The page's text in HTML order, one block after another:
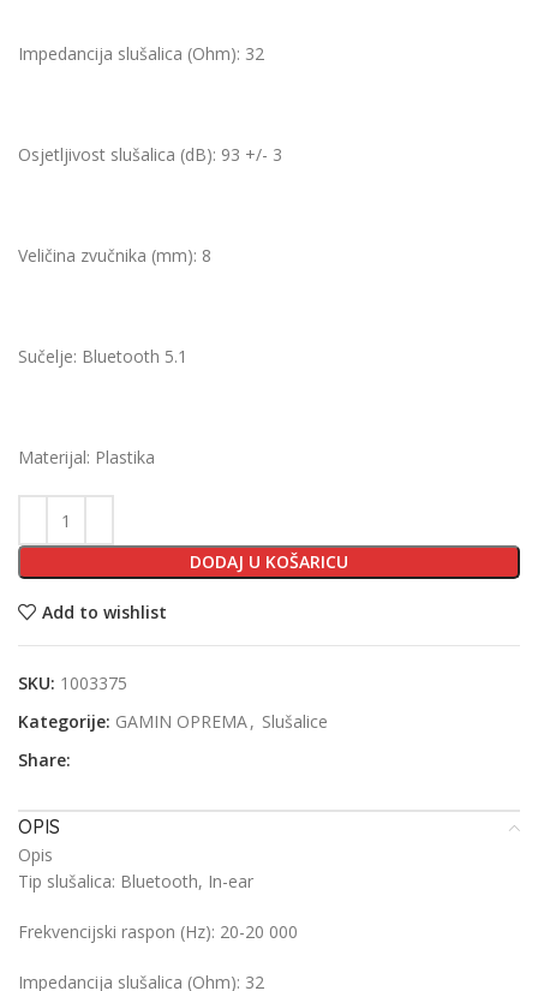
Impedancija slušalica (Ohm): 32
Osjetljivost slušalica (dB): 93 +/- 3
Veličina zvučnika (mm): 8
Sučelje: Bluetooth 5.1
Materijal: Plastika
DODAJ U KOŠARICU
Add to wishlist
SKU: 1003375
Kategorije: GAMIN OPREMA, Slušalice
Share:
OPIS
Opis
Tip slušalica: Bluetooth, In-ear
Frekvencijski raspon (Hz): 20-20 000
Impedancija slušalica (Ohm): 32